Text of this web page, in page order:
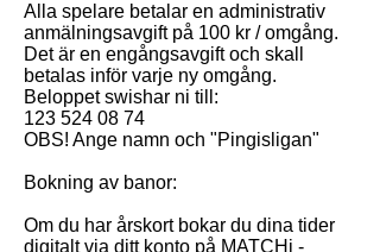
Alla spelare betalar en administrativ
anmälningsavgift på 100 kr / omgång.
Det är en engångsavgift och skall
betalas inför varje ny omgång.
Beloppet swishar ni till:
123 524 08 74
OBS! Ange namn och "Pingisligan"
Bokning av banor:
Om du har årskort bokar du dina tider
digitalt via ditt konto på MATCHi -